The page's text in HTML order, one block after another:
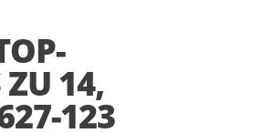
ZU 14,
123